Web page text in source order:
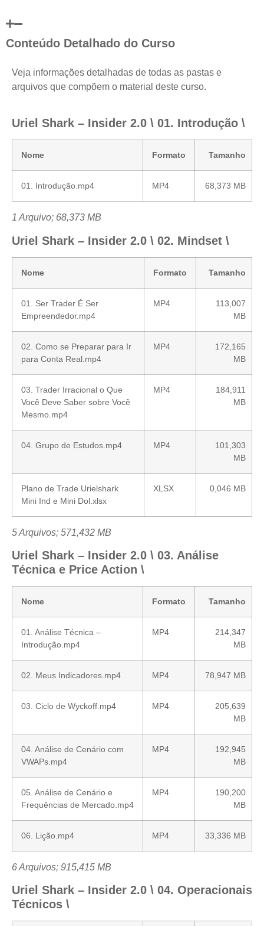
Conteúdo Detalhado do Curso
Veja informações detalhadas de todas as pastas e
arquivos que compõem o material deste curso.
Uriel Shark – Insider 2.0 \ 01. Introdução \
Nome Formato Tamanho
01. Introdução.mp4 MP4 68,373 MB
1 Arquivo; 68,373 MB
Uriel Shark – Insider 2.0 \ 02. Mindset \
Nome Formato Tamanho
01. Ser Trader É Ser
Empreendedor.mp4
MP4
113,007
MB
02. Como se Preparar para Ir
para Conta Real.mp4
MP4
172,165
MB
03. Trader Irracional o Que
Você Deve Saber sobre Você
Mesmo.mp4
MP4
184,911
MB
04. Grupo de Estudos.mp4 MP4
101,303
MB
Plano de Trade Urielshark
Mini Ind e Mini Dol.xlsx
XLSX 0,046 MB
5 Arquivos; 571,432 MB
Uriel Shark – Insider 2.0 \ 03. Análise
Técnica e Price Action \
Nome Formato Tamanho
01. Análise Técnica –
Introdução.mp4
MP4
214,347
MB
02. Meus Indicadores.mp4 MP4 78,947 MB
03. Ciclo de Wyckoff.mp4 MP4
205,639
MB
04. Análise de Cenário com
VWAPs.mp4
MP4
192,945
MB
05. Análise de Cenário e
Frequências de Mercado.mp4
MP4
190,200
MB
06. Lição.mp4 MP4 33,336 MB
6 Arquivos; 915,415 MB
Uriel Shark – Insider 2.0 \ 04. Operacionais
Técnicos \